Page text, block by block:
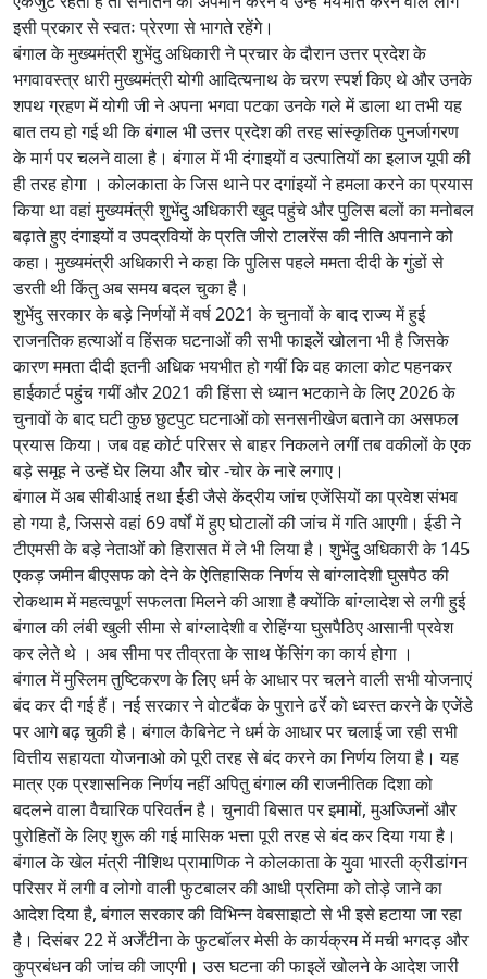
इसी प्रकार से स्वतः प्रेरणा से भागते रहेंगे।
बंगाल के मुख्यमंत्री शुभेंदु अधिकारी ने प्रचार के दौरान उत्तर प्रदेश के
भगवावस्त्र धारी मुख्यमंत्री योगी आदित्यनाथ के चरण स्पर्श किए थे और उनके
शपथ ग्रहण में योगी जी ने अपना भगवा पटका उनके गले में डाला था तभी यह
बात तय हो गई थी कि बंगाल भी उत्तर प्रदेश की तरह सांस्कृतिक पुनर्जागरण
के मार्ग पर चलने वाला है। बंगाल में भी दंगाइयों व उत्पातियों का इलाज यूपी की
ही तरह होगा । कोलकाता के जिस थाने पर दगांइयों ने हमला करने का प्रयास
किया था वहां मुख्यमंत्री शुभेंदु अधिकारी खुद पहुंचे और पुलिस बलों का मनोबल
बढ़ाते हुए दंगाइयों व उपद्रवियों के प्रति जीरो टालरेंस की नीति अपनाने को
कहा। मुख्यमंत्री अधिकारी ने कहा कि पुलिस पहले ममता दीदी के गुंडों से
डरती थी किंतु अब समय बदल चुका है।
शुभेंदु सरकार के बड़े निर्णयों में वर्ष 2021 के चुनावों के बाद राज्य में हुई
राजनतिक हत्याओं व हिंसक घटनाओं की सभी फाइलें खोलना भी है जिसके
कारण ममता दीदी इतनी अधिक भयभीत हो गयीं कि वह काला कोट पहनकर
हाईकार्ट पहुंच गयीं और 2021 की हिंसा से ध्यान भटकाने के लिए 2026 के
चुनावों के बाद घटी कुछ छुटपुट घटनाओं को सनसनीखेज बताने का असफल
प्रयास किया। जब वह कोर्ट परिसर से बाहर निकलने लगीं तब वकीलों के एक
बड़े समूह ने उन्हें घेर लिया ओैर चोर -चोर के नारे लगाए।
बंगाल में अब सीबीआई तथा ईडी जैसे केंद्रीय जांच एजेंसियों का प्रवेश संभव
हो गया है, जिससे वहां 69 वर्षों में हुए घोटालों की जांच में गति आएगी। ईडी ने
टीएमसी के बड़े नेताओं को हिरासत में ले भी लिया है। शुभेंदु अधिकारी के 145
एकड़ जमीन बीएसफ को देने के ऐतिहासिक निर्णय से बांग्लादेशी घुसपैठ की
रोकथाम में महत्वपूर्ण सफलता मिलने की आशा है क्योंकि बांग्लादेश से लगी हुई
बंगाल की लंबी खुली सीमा से बांग्लादेशी व रोहिंग्या घुसपैठिए आसानी प्रवेश
कर लेते थे । अब सीमा पर तीव्रता के साथ फेंसिंग का कार्य होगा ।
बंगाल में मुस्लिम तुष्टिकरण के लिए धर्म के आधार पर चलने वाली सभी योजनाएं
बंद कर दी गई हैं। नई सरकार ने वोटबैंक के पुराने ढर्रे को ध्वस्त करने के एजेंडे
पर आगे बढ़ चुकी है। बंगाल कैबिनेट ने धर्म के आधार पर चलाई जा रही सभी
वित्तीय सहायता योजनाओ को पूरी तरह से बंद करने का निर्णय लिया है। यह
मात्र एक प्रशासनिक निर्णय नहीं अपितु बंगाल की राजनीतिक दिशा को
बदलने वाला वैचारिक परिवर्तन है। चुनावी बिसात पर इमामों, मुअज्जिनों और
पुरोहितों के लिए शुरू की गई मासिक भत्ता पूरी तरह से बंद कर दिया गया है।
बंगाल के खेल मंत्री नीशिथ प्रामाणिक ने कोलकाता के युवा भारती क्रीडांगन
परिसर में लगी व लोगो वाली फुटबालर की आधी प्रतिमा को तोड़े जाने का
आदेश दिया है, बंगाल सरकार की विभिन्न वेबसाइाटो से भी इसे हटाया जा रहा
है। दिसंबर 22 में अर्जेंटीना के फुटबॉलर मेसी के कार्यक्रम में मची भगदड़ और
कुप्रबंधन की जांच की जाएगी। उस घटना की फाइलें खोलने के आदेश जारी